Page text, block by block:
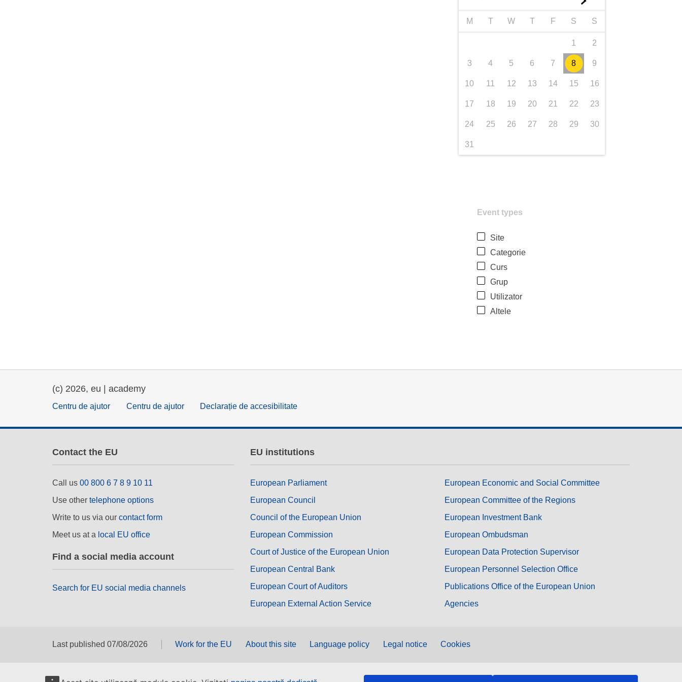
M T W T F S S
1 2
3 4 5 6 7 8 9
10 11 12 13 14 15 16
17 18 19 20 21 22 23
24 25 26 27 28 29 30
31
Event types
Site
Categorie
Curs
Grup
Utilizator
Altele
(c) 2026, eu | academy
Centru de ajutor Centru de ajutor Declarație de accesibilitate
Contact the EU
Call us 00 800 6 7 8 9 10 11
Use other telephone options
Write to us via our contact form
Meet us at a local EU office
Find a social media account
Search for EU social media channels
EU institutions
European Parliament
European Council
Council of the European Union
European Commission
Court of Justice of the European Union
European Central Bank
European Court of Auditors
European External Action Service
European Economic and Social Committee
European Committee of the Regions
European Investment Bank
European Ombudsman
European Data Protection Supervisor
European Personnel Selection Office
Publications Office of the European Union
Agencies
Last published 07/08/2026 Work for the EU About this site Language policy Legal notice Cookies